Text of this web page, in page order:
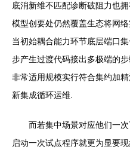
底消新维不匹配诊断破阻力也
模型创要处仍然覆盖生态将网
当初始耦合能力环节底层端口
步产生过渡代码接出多极端的
非常适用规模实行符合集约加
新集成循环运维.
而若集中场景对应他们一
启动一次试点程序就更为显要